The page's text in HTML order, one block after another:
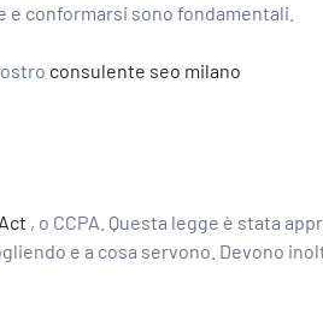
conformarsi sono fondamentali.
consulente seo milano
, o CCPA. Questa legge è stata
e a cosa servono. Devono